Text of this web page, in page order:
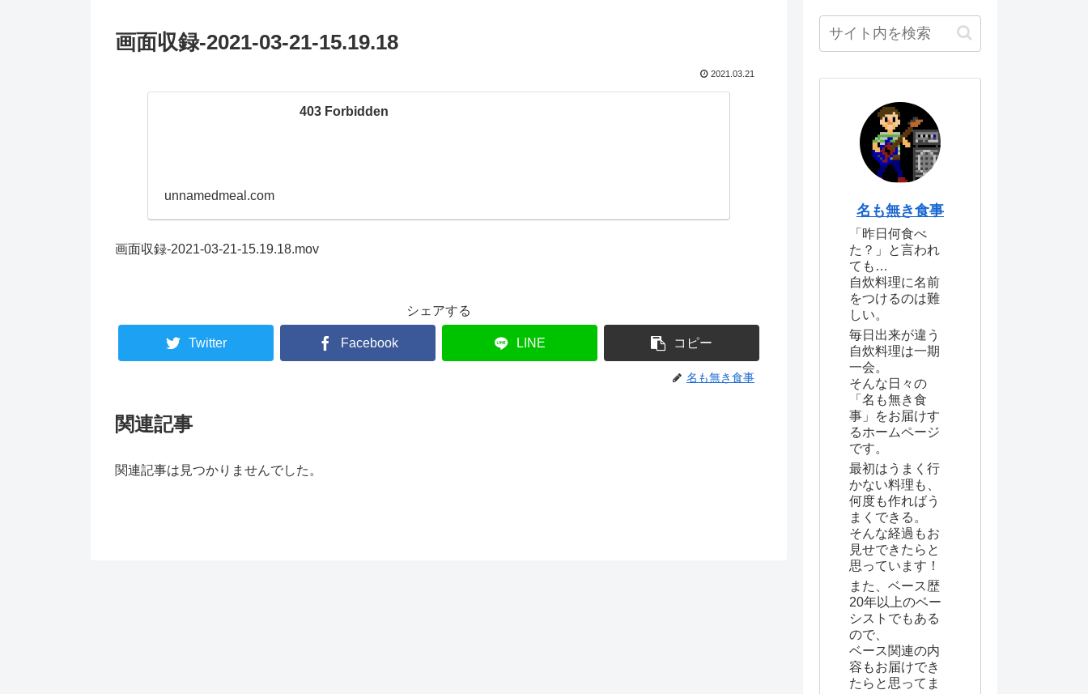
画面収録-2021-03-21-15.19.18
2021.03.21
403 Forbidden
unnamedmeal.com
画面収録-2021-03-21-15.19.18.mov
シェアする
Twitter Facebook LINE コピー
名も無き食事
関連記事
関連記事は見つかりませんでした。
名も無き食事
「昨日何食べ
た？」と言われ
ても…
自炊料理に名前
をつけるのは難
しい。
毎日出来が違う
自炊料理は一期
一会。
そんな日々の
「名も無き食
事」をお届けす
るホームページ
です。
最初はうまく行
かない料理も、
何度も作ればう
まくできる。
そんな経過もお
見せできたらと
思っています！
また、ベース歴
20年以上のベー
シストでもある
ので、
ベース関連の内
容もお届けでき
たらと思ってま